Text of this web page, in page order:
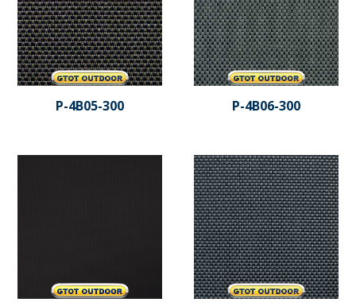
P-4B05-300 P-4B06-300